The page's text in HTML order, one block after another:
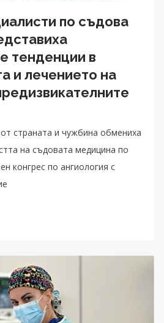
по съдова
тенденции в
и лечението на
страната и чужбина обмениха
на съдовата медицина по
конгрес по ангиология с